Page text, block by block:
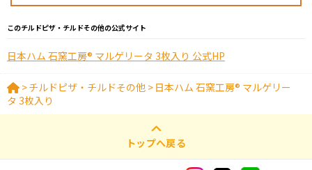
このチルドピザ・チルドその他の公式サイト
日本ハム 石窯工房® マルゲリータ 3枚入り 公式HP
>チルドピザ・チルドその他 > 日本ハム 石窯工房® マルゲリー
タ 3枚入り
トップへ戻る